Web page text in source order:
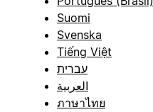
Suomi
Svenska
Tiếng Việt
עברית
العربية
ภาษาไทย